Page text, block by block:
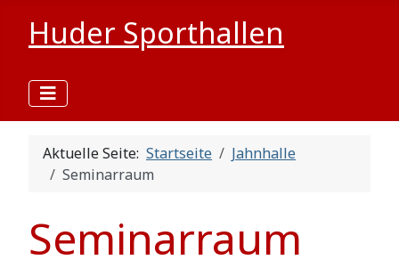
Huder Sporthallen
Aktuelle Seite: Startseite
Jahnhalle
Seminarraum
Seminarraum